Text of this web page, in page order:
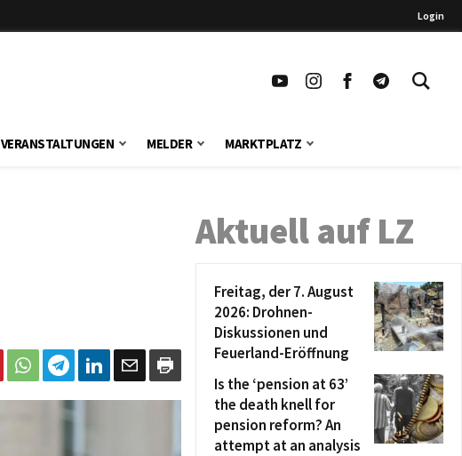
Login
VERANSTALTUNGEN MELDER MARKTPLATZ
Aktuell auf LZ
Freitag, der 7. August
2026: Drohnen-
Diskussionen und
Feuerland-Eröffnung
Is the ‘pension at 63’
the death knell for
pension reform? An
attempt at an analysis